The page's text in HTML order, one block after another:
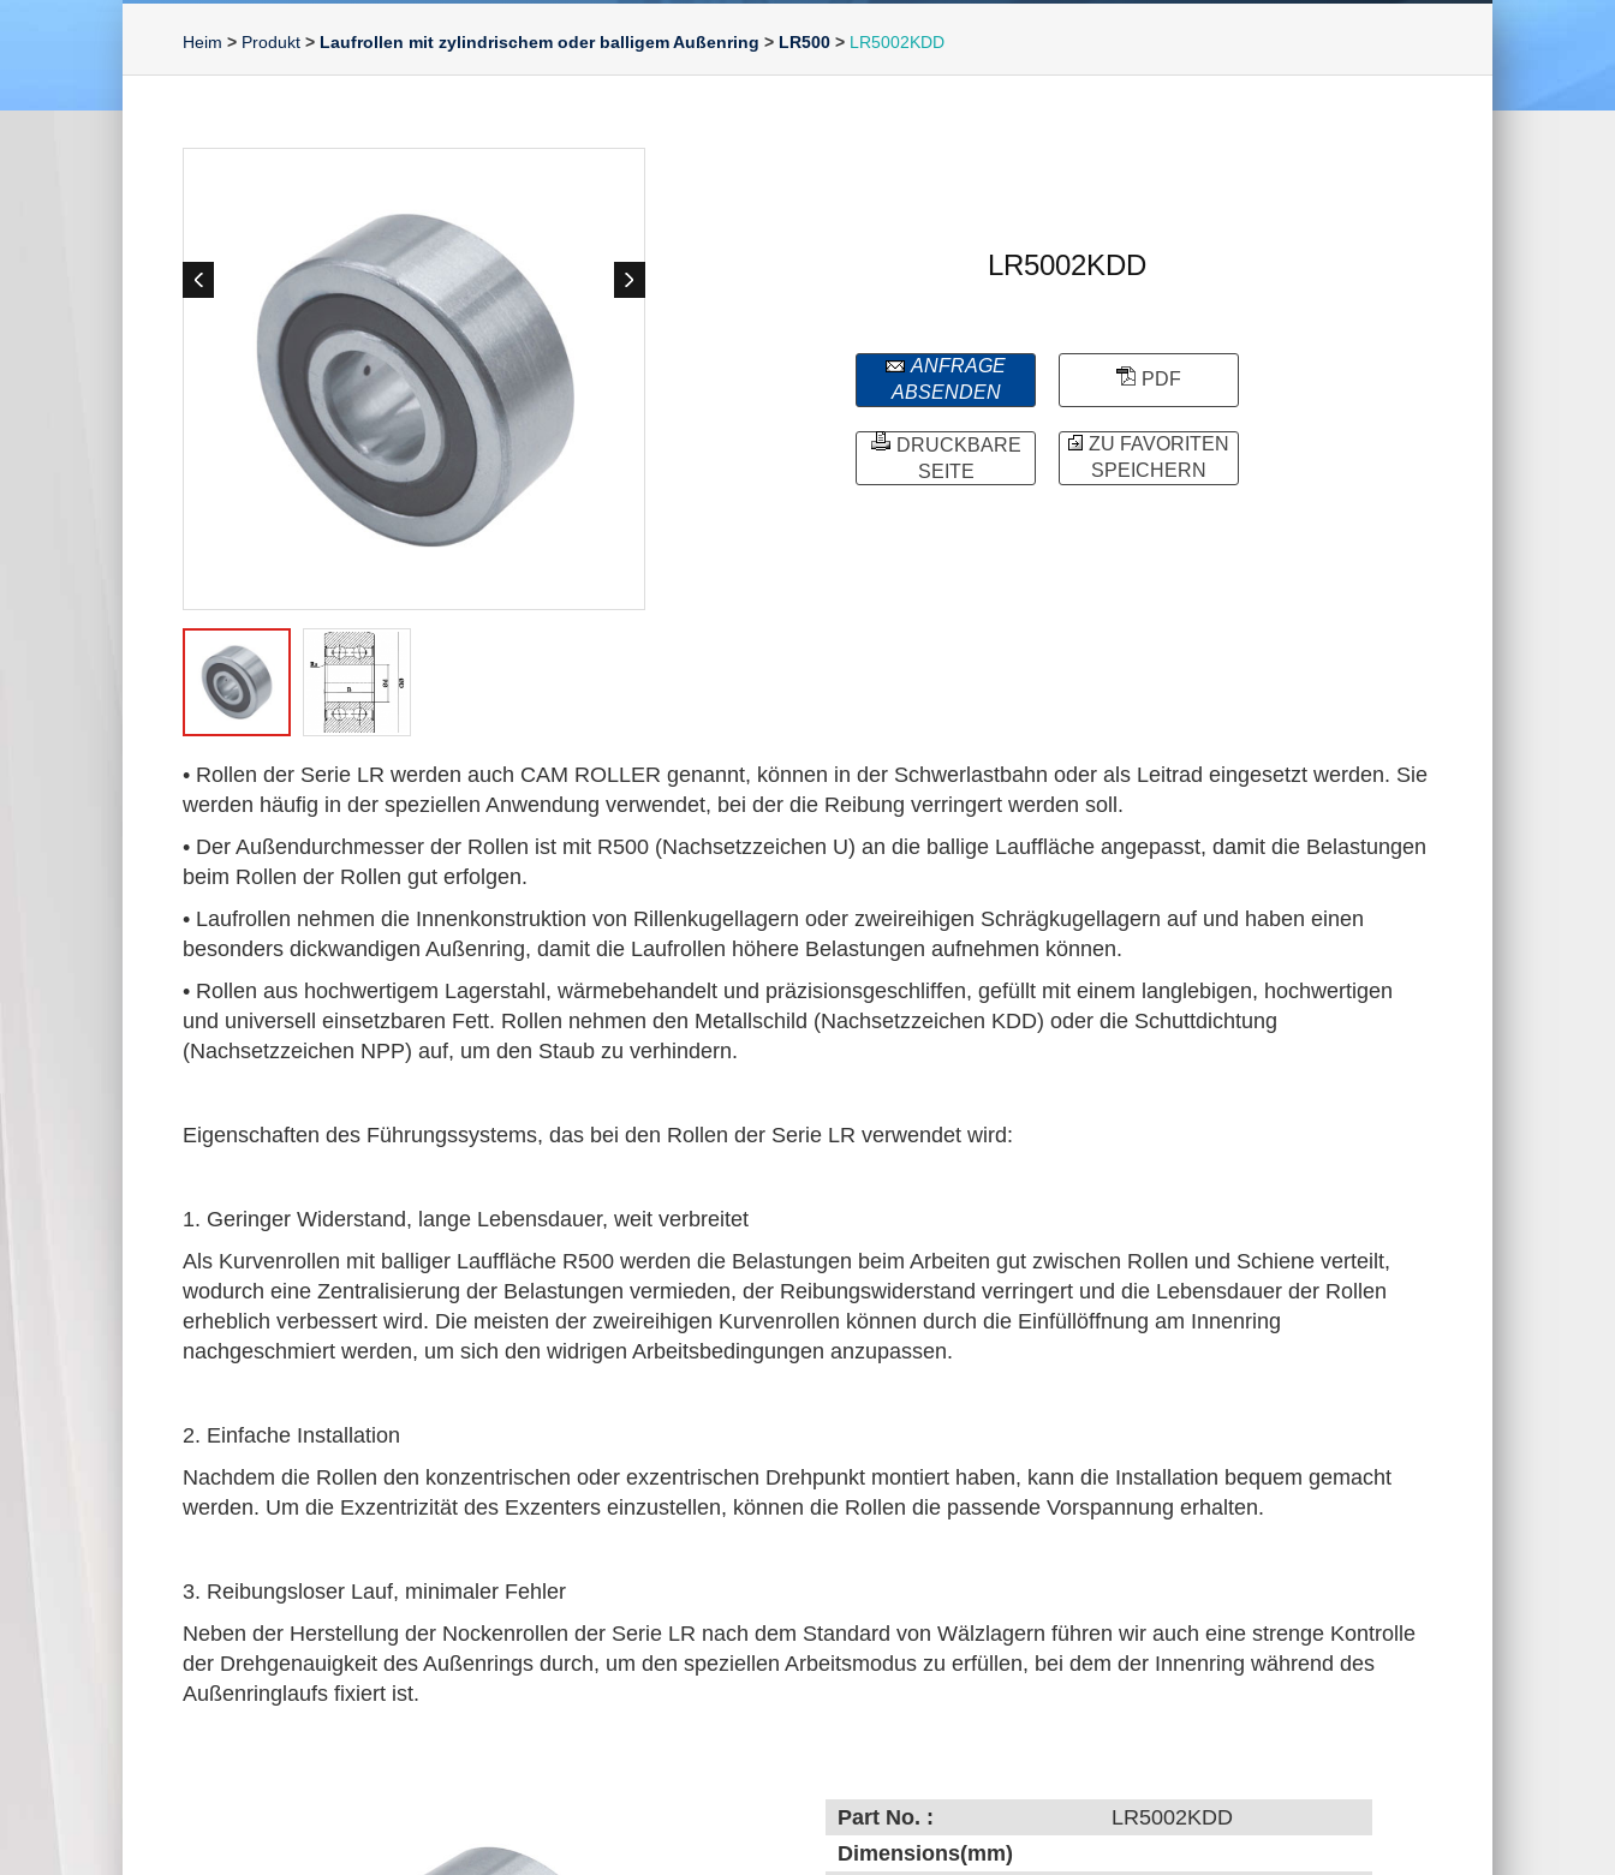
Heim > Produkt > Laufrollen mit zylindrischem oder balligem Außenring > LR500 > LR5002KDD
LR5002KDD
ANFRAGE
ABSENDEN
PDF
DRUCKBARE
SEITE
ZU FAVORITEN
SPEICHERN
• Rollen der Serie LR werden auch CAM ROLLER genannt, können in der Schwerlastbahn oder als Leitrad eingesetzt werden. Sie
werden häufig in der speziellen Anwendung verwendet, bei der die Reibung verringert werden soll.
• Der Außendurchmesser der Rollen ist mit R500 (Nachsetzzeichen U) an die ballige Lauffläche angepasst, damit die Belastungen
beim Rollen der Rollen gut erfolgen.
• Laufrollen nehmen die Innenkonstruktion von Rillenkugellagern oder zweireihigen Schrägkugellagern auf und haben einen
besonders dickwandigen Außenring, damit die Laufrollen höhere Belastungen aufnehmen können.
• Rollen aus hochwertigem Lagerstahl, wärmebehandelt und präzisionsgeschliffen, gefüllt mit einem langlebigen, hochwertigen
und universell einsetzbaren Fett. Rollen nehmen den Metallschild (Nachsetzzeichen KDD) oder die Schuttdichtung
(Nachsetzzeichen NPP) auf, um den Staub zu verhindern.
Eigenschaften des Führungssystems, das bei den Rollen der Serie LR verwendet wird:
1. Geringer Widerstand, lange Lebensdauer, weit verbreitet
Als Kurvenrollen mit balliger Lauffläche R500 werden die Belastungen beim Arbeiten gut zwischen Rollen und Schiene verteilt,
wodurch eine Zentralisierung der Belastungen vermieden, der Reibungswiderstand verringert und die Lebensdauer der Rollen
erheblich verbessert wird. Die meisten der zweireihigen Kurvenrollen können durch die Einfüllöffnung am Innenring
nachgeschmiert werden, um sich den widrigen Arbeitsbedingungen anzupassen.
2. Einfache Installation
Nachdem die Rollen den konzentrischen oder exzentrischen Drehpunkt montiert haben, kann die Installation bequem gemacht
werden. Um die Exzentrizität des Exzenters einzustellen, können die Rollen die passende Vorspannung erhalten.
3. Reibungsloser Lauf, minimaler Fehler
Neben der Herstellung der Nockenrollen der Serie LR nach dem Standard von Wälzlagern führen wir auch eine strenge Kontrolle
der Drehgenauigkeit des Außenrings durch, um den speziellen Arbeitsmodus zu erfüllen, bei dem der Innenring während des
Außenringlaufs fixiert ist.
Part No. :
LR5002KDD
Dimensions(mm)